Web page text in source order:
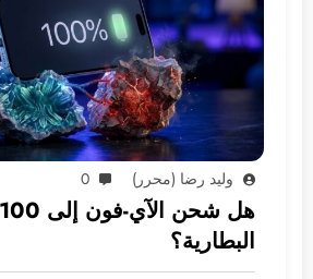
وليد رضا (محرر) 0
البطارية؟